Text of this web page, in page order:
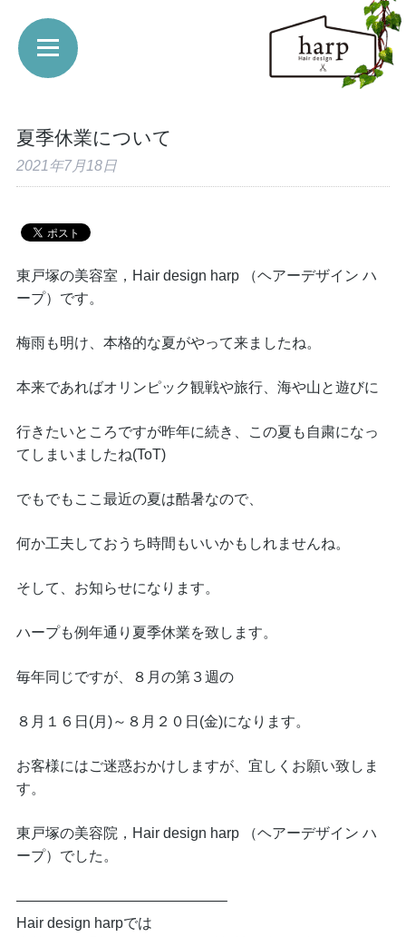
夏季休業について
2021年7月18日
東戸塚の美容室，Hair design harp （ヘアーデザイン ハ
ープ）です。
梅雨も明け、本格的な夏がやって来ましたね。
本来であればオリンピック観戦や旅行、海や山と遊びに
行きたいところですが昨年に続き、この夏も自粛になっ
てしまいましたね(ToT)
でもでもここ最近の夏は酷暑なので、
何か工夫しておうち時間もいいかもしれませんね。
そして、お知らせになります。
ハープも例年通り夏季休業を致します。
毎年同じですが、８月の第３週の
８月１６日(月)～８月２０日(金)になります。
お客様にはご迷惑おかけしますが、宜しくお願い致しま
す。
東戸塚の美容院，Hair design harp （ヘアーデザイン ハ
ープ）でした。
——————————————–
Hair design harpでは